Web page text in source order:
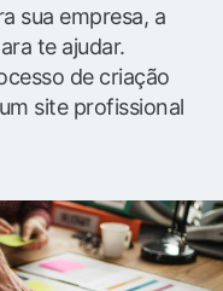
sua empresa, a
te ajudar.
de criação
site profissional